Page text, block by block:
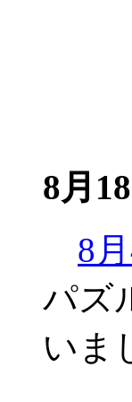
8月
8
パズ
いま